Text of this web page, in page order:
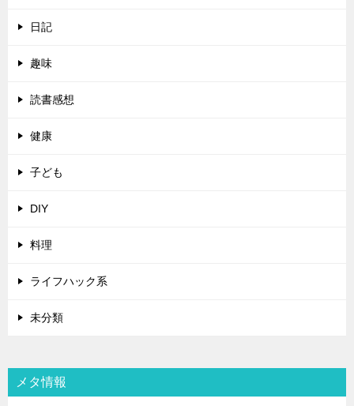
日記
趣味
読書感想
健康
子ども
DIY
料理
ライフハック系
未分類
メタ情報